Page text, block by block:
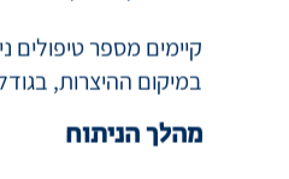
מרבית מקרי
בגברים מאשר בנשים.
טראומה, זיהום,
קיימים מספר